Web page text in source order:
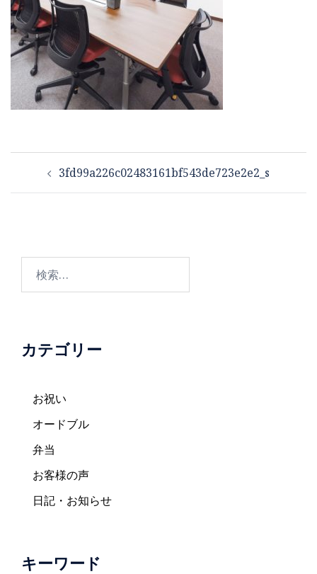
投
ナ
ー
ョ
3fd99a226c02483161bf543de723e2e2_s
カテゴリー
お祝い
オードブル
弁当
お客様の声
日記・お知らせ
キーワード